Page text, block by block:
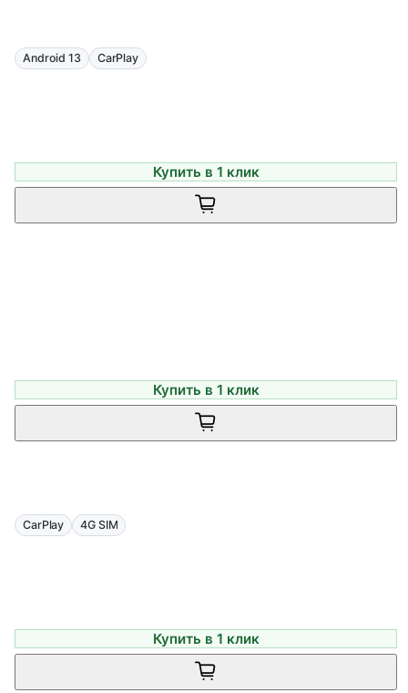
Android 13 CarPlay
Купить в 1 клик
Купить в 1 клик
CarPlay 4G SIM
Купить в 1 клик